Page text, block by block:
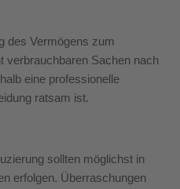
des Vermögens zum
verbrauchbaren Sachen nach
eine professionelle
ratsam ist.
sollten möglichst in
erfolgen. Überraschungen